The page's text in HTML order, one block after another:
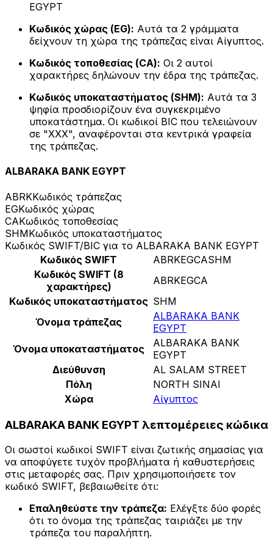
EGYPT
Κωδικός χώρας (EG): Αυτά τα 2 γράμματα
δείχνουν τη χώρα της τράπεζας είναι Αίγυπτος.
Κωδικός τοποθεσίας (CA): Οι 2 αυτοί
χαρακτήρες δηλώνουν την έδρα της τράπεζας.
Κωδικός υποκαταστήματος (SHM): Αυτά τα 3
ψηφία προσδιορίζουν ένα συγκεκριμένο
υποκατάστημα. Οι κωδικοί BIC που τελειώνουν
σε "XXX", αναφέρονται στα κεντρικά γραφεία
της τράπεζας.
ALBARAKA BANK EGYPT
ABRKΚωδικός τράπεζας
EGΚωδικός χώρας
CAΚωδικός τοποθεσίας
SHMΚωδικός υποκαταστήματος
Κωδικός SWIFT/BIC για το ALBARAKA BANK EGYPT
Κωδικός SWIFT
ABRKEGCASHM
Κωδικός SWIFT (8
χαρακτήρες)
ABRKEGCA
Κωδικός υποκαταστήματος SHM
Όνομα τράπεζας
ALBARAKA BANK
EGYPT
Όνομα υποκαταστήματος
ALBARAKA BANK
EGYPT
Διεύθυνση
AL SALAM STREET
Πόλη
NORTH SINAI
Χώρα
Αίγυπτος
ALBARAKA BANK EGYPT λεπτομέρειες κώδικα
Οι σωστοί κωδικοί SWIFT είναι ζωτικής σημασίας για
να αποφύγετε τυχόν προβλήματα ή καθυστερήσεις
στις μεταφορές σας. Πριν χρησιμοποιήσετε τον
κωδικό SWIFT, βεβαιωθείτε ότι:
Επαληθεύστε την τράπεζα: Ελέγξτε δύο φορές
ότι το όνομα της τράπεζας ταιριάζει με την
τράπεζα του παραλήπτη.